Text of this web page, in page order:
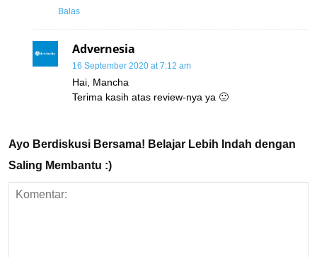
Balas
Advernesia
16 September 2020 at 7:12 am
Hai, Mancha
Terima kasih atas review-nya ya 🙂
Ayo Berdiskusi Bersama! Belajar Lebih Indah dengan
Saling Membantu :)